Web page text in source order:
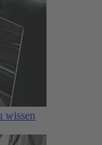
wissen